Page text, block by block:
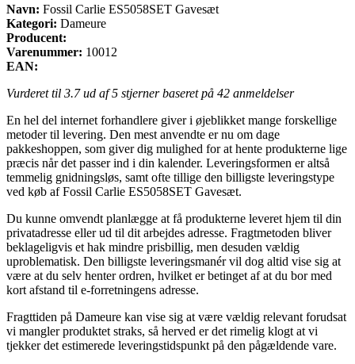
Navn: Fossil Carlie ES5058SET Gavesæt
Kategori: Dameure
Producent:
Varenummer: 10012
EAN:
Vurderet til 3.7ud af 5 stjerner baseret på 42 anmeldelser
En hel del internet forhandlere giver i øjeblikket mange forskellige
metoder til levering. Den mest anvendte er nu om dage
pakkeshoppen, som giver dig mulighed for at hente produkterne lige
præcis når det passer ind i din kalender. Leveringsformen er altså
temmelig gnidningsløs, samt ofte tillige den billigste leveringstype
ved køb af Fossil Carlie ES5058SET Gavesæt.
Du kunne omvendt planlægge at få produkterne leveret hjem til din
privatadresse eller ud til dit arbejdes adresse. Fragtmetoden bliver
beklageligvis et hak mindre prisbillig, men desuden vældig
uproblematisk. Den billigste leveringsmanér vil dog altid vise sig at
være at du selv henter ordren, hvilket er betinget af at du bor med
kort afstand til e-forretningens adresse.
Fragttiden på Dameure kan vise sig at være vældig relevant forudsat
vi mangler produktet straks, så herved er det rimelig klogt at vi
tjekker det estimerede leveringstidspunkt på den pågældende vare.